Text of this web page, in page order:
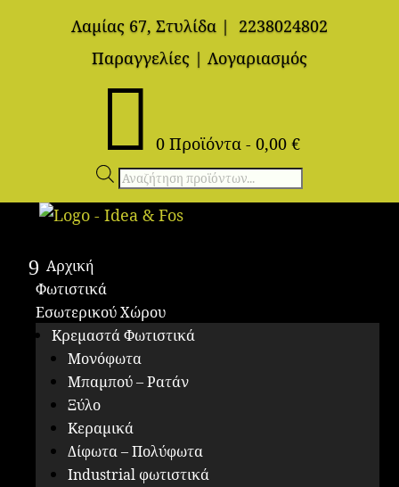
Λαμίας 67, Στυλίδα |
2238024802
Παραγγελίες | Λογαριασμός
 0 Προϊόντα - 0,00 €
Αναζήτηση
προϊόντων
Αρχική
Φωτιστικά
Εσωτερικού Χώρου
Κρεμαστά Φωτιστικά
Μονόφωτα
Μπαμπού – Ρατάν
Ξύλο
Κεραμικά
Δίφωτα – Πολύφωτα
Industrial φωτιστικά